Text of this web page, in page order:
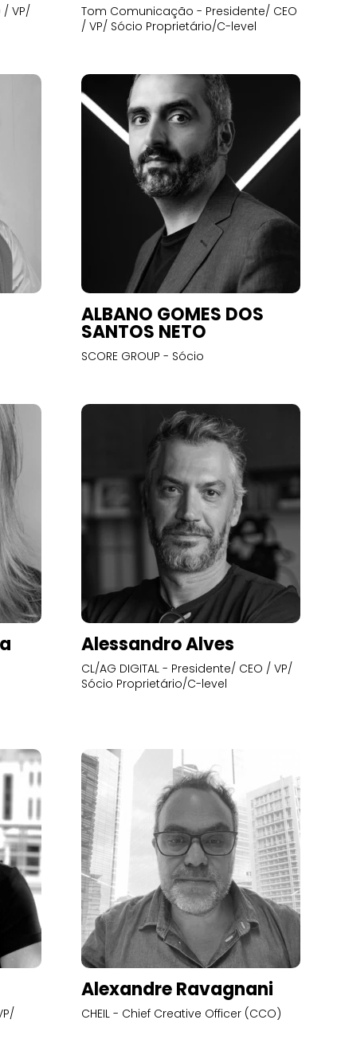
VP/
Tom Comunicação - Presidente/ CEO
/ VP/ Sócio Proprietário/C-level
ALBANO GOMES DOS
SANTOS NETO
SCORE GROUP - Sócio
Alessandro Alves
CL/AG DIGITAL - Presidente/ CEO / VP/
Sócio Proprietário/C-level
Alexandre Ravagnani
CHEIL - Chief Creative Officer (CCO)